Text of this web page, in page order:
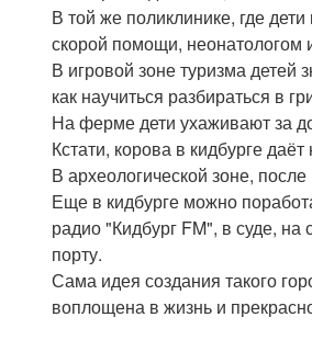
В той же поликлинике, где
скорой помощи, неонатологом
В игровой зоне туризма детей
как научиться разбираться в
На ферме дети ухаживают за
Кстати, корова в кидбурге
В археологической зоне,
Еще в кидбурге можно
радио "Кидбург FM", в суде, на
порту.
Сама идея создания такого
воплощена в жизнь и